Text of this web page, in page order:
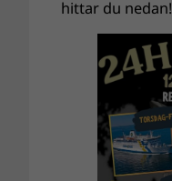
hittar du nedan!